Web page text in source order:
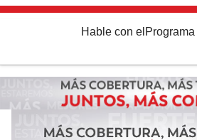
Hable con el Programa